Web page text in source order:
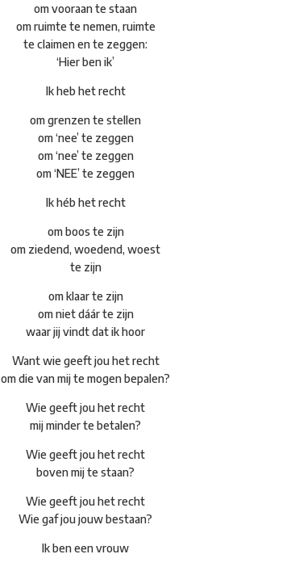
om vooraan te staan
om ruimte te nemen, ruimte
te claimen en te zeggen:
‘Hier ben ik’
Ik heb het recht
om grenzen te stellen
om ‘nee’ te zeggen
om ‘nee’ te zeggen
om ‘NEE’ te zeggen
Ik héb het recht
om boos te zijn
om ziedend, woedend, woest
te zijn
om klaar te zijn
om niet dáár te zijn
waar jij vindt dat ik hoor
Want wie geeft jou het recht
om die van mij te mogen bepalen?
Wie geeft jou het recht
mij minder te betalen?
Wie geeft jou het recht
boven mij te staan?
Wie geeft jou het recht
Wie gaf jou jouw bestaan?
Ik ben een vrouw